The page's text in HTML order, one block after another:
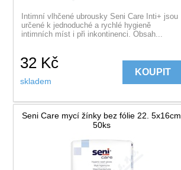
Intimní vlhčené ubrousky Seni Care Inti+ jsou
určené k jednoduché a rychlé hygieně
intimních míst i při inkontinenci. Obsah...
32 Kč
skladem
KOUPIT
Seni Care mycí žínky bez fólie 22. 5x16cm
50ks